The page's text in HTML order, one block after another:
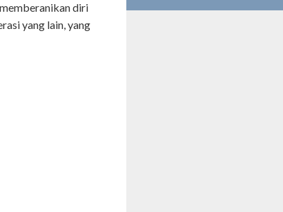
diri
yang lain, yang